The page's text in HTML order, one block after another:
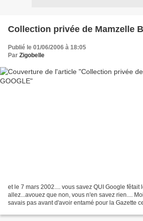
Collection privée de Mamzelle
Publié le 01/06/2006 à 18:05
Par Zigobelle
et le 7 mars 2002.... vous savez QUI Google fêtait
allez...avouez que non, vous n'en savez rien....
savais pas avant d'avoir entamé pour la Gazette